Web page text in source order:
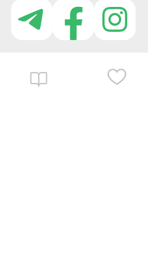
Приложение MBG store